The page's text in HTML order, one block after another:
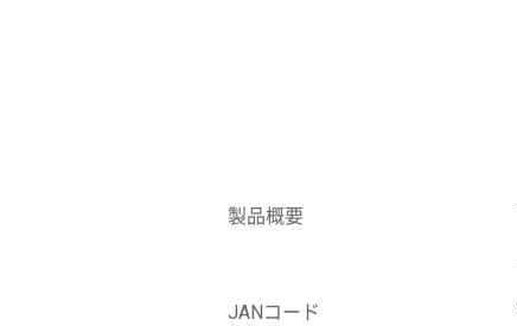
製品概要
JANコード